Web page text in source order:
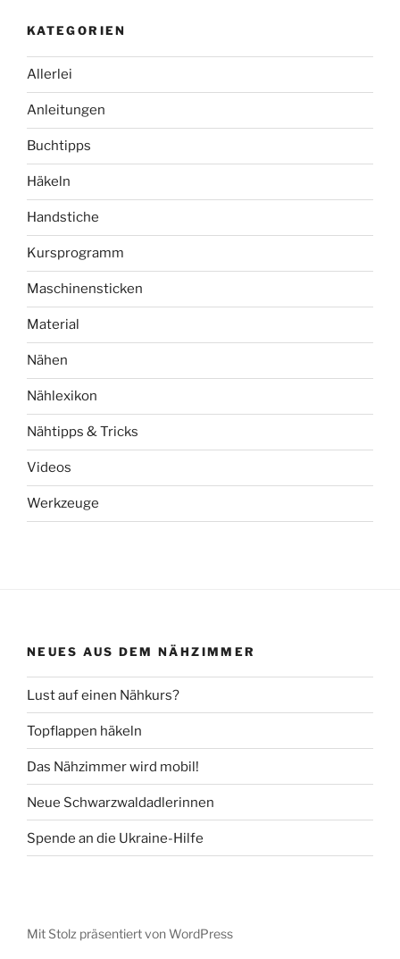
KATEGORIEN
Allerlei
Anleitungen
Buchtipps
Häkeln
Handstiche
Kursprogramm
Maschinensticken
Material
Nähen
Nählexikon
Nähtipps & Tricks
Videos
Werkzeuge
NEUES AUS DEM NÄHZIMMER
Lust auf einen Nähkurs?
Topflappen häkeln
Das Nähzimmer wird mobil!
Neue Schwarzwaldadlerinnen
Spende an die Ukraine-Hilfe
Mit Stolz präsentiert von WordPress